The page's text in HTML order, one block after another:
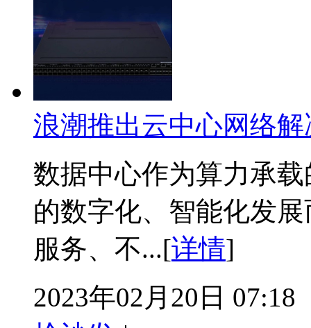
浪潮推出云中心网络
数据中心作为算力承
的数字化、智能化发
服务、不...[详情]
2023年02月20日 07:18